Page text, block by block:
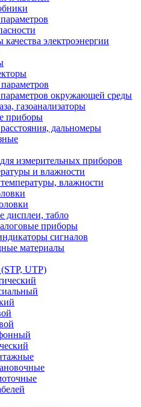
электроэнергии
окружающей среды
газоанализаторы
приборы
дальномеры
измерительных приборов
и влажности
влажности
дисплеи, табло
приборы
сигналов
материалы
UTP)